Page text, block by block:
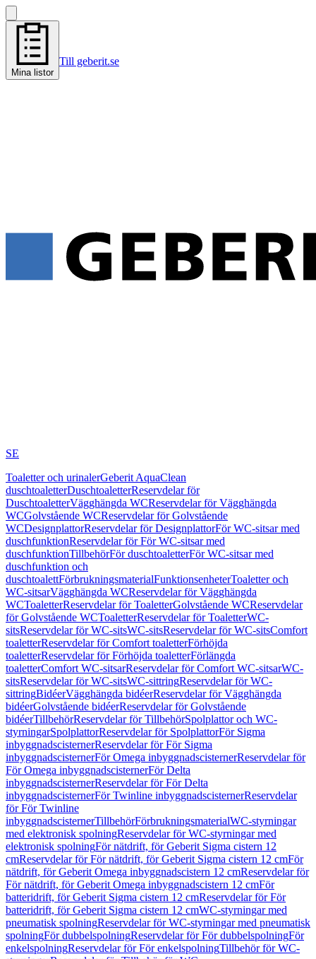
Mina listor
Till geberit.se
SE
Toaletter och urinalerGeberit AquaClean
duschtoaletterDuschtoaletterReservdelar för
DuschtoaletterVägghängda WCReservdelar för Vägghängda
WCGolvstående WCReservdelar för Golvstående
WCDesignplattorReservdelar för DesignplattorFör WC-sitsar med
duschfunktionReservdelar för För WC-sitsar med
duschfunktionTillbehörFör duschtoaletterFör WC-sitsar med
duschfunktion och
duschtoalettFörbrukningsmaterialFunktionsenheterToaletter och
WC-sitsarVägghängda WCReservdelar för Vägghängda
WCToaletterReservdelar för ToaletterGolvstående WCReservdelar
för Golvstående WCToaletterReservdelar för ToaletterWC-
sitsReservdelar för WC-sitsWC-sitsReservdelar för WC-sitsComfort
toaletterReservdelar för Comfort toaletterFörhöjda
toaletterReservdelar för Förhöjda toaletterFörlängda
toaletterComfort WC-sitsarReservdelar för Comfort WC-sitsarWC-
sitsReservdelar för WC-sitsWC-sittringReservdelar för WC-
sittringBidéerVägghängda bidéerReservdelar för Vägghängda
bidéerGolvstående bidéerReservdelar för Golvstående
bidéerTillbehörReservdelar för TillbehörSpolplattor och WC-
styrningarSpolplattorReservdelar för SpolplattorFör Sigma
inbyggnadscisternerReservdelar för För Sigma
inbyggnadscisternerFör Omega inbyggnadscisternerReservdelar för
För Omega inbyggnadscisternerFör Delta
inbyggnadscisternerReservdelar för För Delta
inbyggnadscisternerFör Twinline inbyggnadscisternerReservdelar
för För Twinline
inbyggnadscisternerTillbehörFörbrukningsmaterialWC-styrningar
med elektronisk spolningReservdelar för WC-styrningar med
elektronisk spolningFör nätdrift, för Geberit Sigma cistern 12
cmReservdelar för För nätdrift, för Geberit Sigma cistern 12 cmFör
nätdrift, för Geberit Omega inbyggnadscistern 12 cmReservdelar för
För nätdrift, för Geberit Omega inbyggnadscistern 12 cmFör
batteridrift, för Geberit Sigma cistern 12 cmReservdelar för För
batteridrift, för Geberit Sigma cistern 12 cmWC-styrningar med
pneumatisk spolningReservdelar för WC-styrningar med pneumatisk
spolningFör dubbelspolningReservdelar för För dubbelspolningFör
enkelspolningReservdelar för För enkelspolningTillbehör för WC-